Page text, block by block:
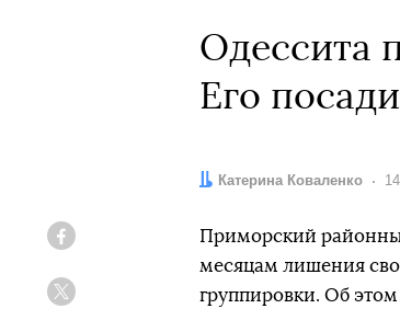
Одессита
Его
Автор:
Катерина Коваленко
Приморский
месяцам лишения
группировки. Об